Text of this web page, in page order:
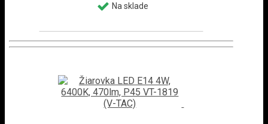
Na sklade